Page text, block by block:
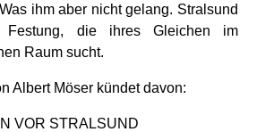
ihm aber nicht gelang. Stralsund
Festung, die ihres Gleichen im
Raum sucht.
Albert Möser kündet davon:
VOR STRALSUND